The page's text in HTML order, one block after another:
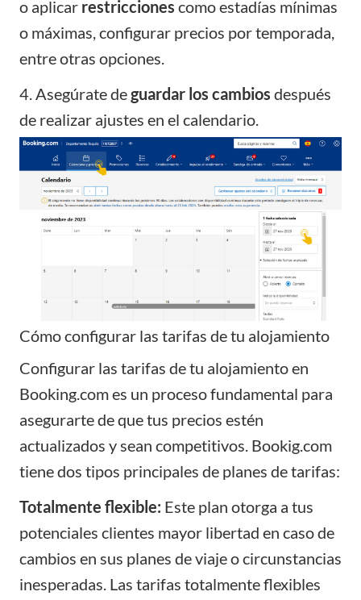
o aplicar restricciones como estadías mínimas
o máximas, configurar precios por temporada,
entre otras opciones.
4. Asegúrate deguardar los cambios después
de realizar ajustes en el calendario.
Cómo configurar las tarifas de tu alojamiento
Configurar las tarifas de tu alojamiento en
Booking.com es un proceso fundamental para
asegurarte de que tus precios estén
actualizados y sean competitivos. Bookig.com
tiene dos tipos principales de planes de tarifas:
Totalmente flexible: Este plan otorga a tus
potenciales clientes mayor libertad en caso de
cambios en sus planes de viaje o circunstancias
inesperadas. Las tarifas totalmente flexibles